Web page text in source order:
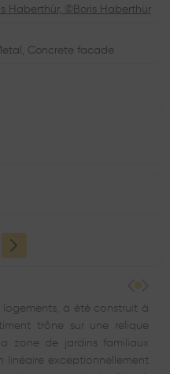
Haberthür, ©Boris Haberthür
Concrete facade
logements, a été construit à
trône sur une relique
zone de jardins familiaux
linéaire exceptionnellement